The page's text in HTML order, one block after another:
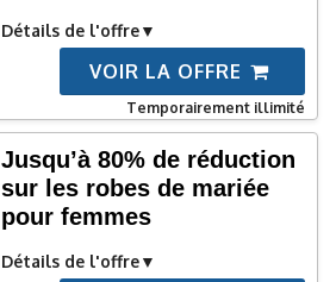
Détails de l'offre
VOIR LA OFFRE
Temporairement illimité
Jusqu’à 80% de réduction
sur les robes de mariée
pour femmes
Détails de l'offre